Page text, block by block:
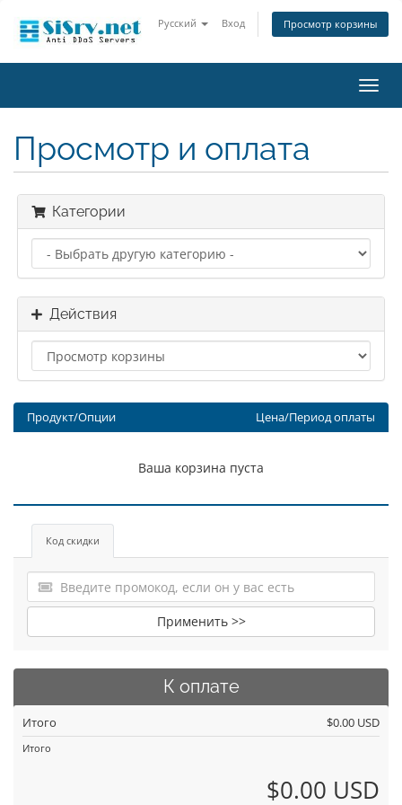
Русский Вход Просмотр корзины
Просмотр и оплата
Категории
Действия
Продукт/Опции Цена/Период оплаты
Ваша корзина пуста
Код скидки
Применить >>
К оплате
Итого $0.00 USD
Итого
$0.00 USD